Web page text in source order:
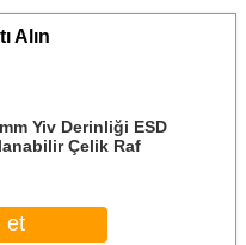
Alın
Yiv Derinliği ESD
Çelik Raf
et